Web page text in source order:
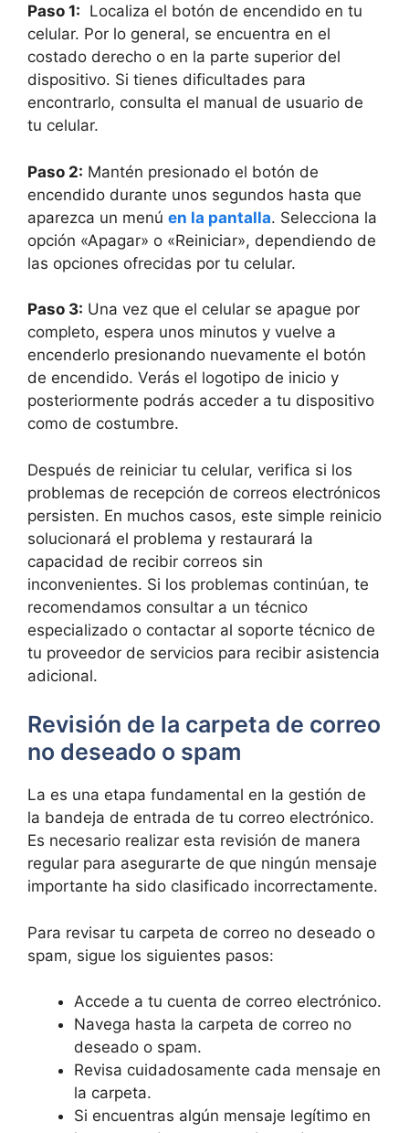
Paso 1: ⁢ Localiza el ‍botón de encendido‌ en tu
celular. Por lo general, se⁢ encuentra en el
costado derecho ⁤o en la parte superior del⁢
dispositivo. Si tienes ⁤dificultades para
encontrarlo, consulta el‍ manual ⁤de usuario de
tu celular.
Paso 2: Mantén presionado ⁣el botón de
encendido durante ​unos segundos ​hasta que
aparezca un menú en la pantalla. Selecciona la‌
opción «Apagar»‍ o «Reiniciar», dependiendo de
‍las opciones ofrecidas por‌ tu celular.
Paso 3: ⁤Una vez que el celular se ‍apague por
completo, ⁣espera unos‍ minutos y vuelve a
encenderlo presionando nuevamente el botón
de encendido. Verás⁤ el logotipo de ⁢inicio ⁤y
posteriormente podrás acceder a⁤ tu dispositivo
como de costumbre.
Después de reiniciar tu celular, verifica si los
problemas de recepción de correos electrónicos
persisten. ⁣En muchos casos, este simple reinicio
solucionará el ‍problema y restaurará la
capacidad de recibir correos sin
inconvenientes. Si los problemas continúan, te
⁢recomendamos consultar a un técnico
especializado o contactar al⁣ soporte técnico de
tu proveedor de servicios para recibir asistencia
adicional.
Revisión⁣ de la carpeta de ​correo
no deseado o spam
La es una⁣ etapa fundamental en la ⁤gestión de⁤
la bandeja de entrada de tu correo electrónico.
Es necesario realizar esta ⁣revisión de manera
regular para asegurarte​ de que ningún mensaje
importante ha sido clasificado incorrectamente.
Para ⁤revisar​ tu carpeta de correo no deseado o
spam, sigue los siguientes pasos:
Accede a tu cuenta⁣ de correo electrónico.
Navega hasta la carpeta de correo no
deseado ⁢o spam.
Revisa cuidadosamente​ cada mensaje ⁣en
la carpeta.
Si encuentras algún mensaje legítimo en‍